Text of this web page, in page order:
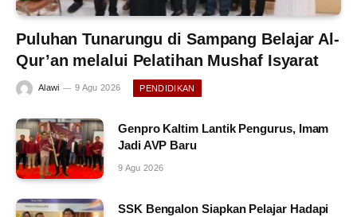
Puluhan Tunarungu di Sampang Belajar Al-
Qur’an melalui Pelatihan Mushaf Isyarat
Alawi 9 Agu 2026 PENDIDIKAN
Genpro Kaltim Lantik Pengurus, Imam
Jadi AVP Baru
9 Agu 2026
SSK Bengalon Siapkan Pelajar Hadapi